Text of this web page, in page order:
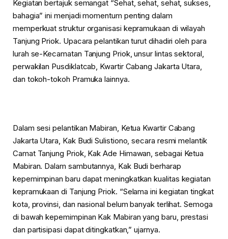
Kegiatan bertajuk semangat “Sehat, sehat, sehat, sukses,
bahagia” ini menjadi momentum penting dalam
memperkuat struktur organisasi kepramukaan di wilayah
Tanjung Priok. Upacara pelantikan turut dihadiri oleh para
lurah se-Kecamatan Tanjung Priok, unsur lintas sektoral,
perwakilan Pusdiklatcab, Kwartir Cabang Jakarta Utara,
dan tokoh-tokoh Pramuka lainnya.
Dalam sesi pelantikan Mabiran, Ketua Kwartir Cabang
Jakarta Utara, Kak Budi Sulistiono, secara resmi melantik
Camat Tanjung Priok, Kak Ade Himawan, sebagai Ketua
Mabiran. Dalam sambutannya, Kak Budi berharap
kepemimpinan baru dapat meningkatkan kualitas kegiatan
kepramukaan di Tanjung Priok. “Selama ini kegiatan tingkat
kota, provinsi, dan nasional belum banyak terlihat. Semoga
di bawah kepemimpinan Kak Mabiran yang baru, prestasi
dan partisipasi dapat ditingkatkan,” ujarnya.